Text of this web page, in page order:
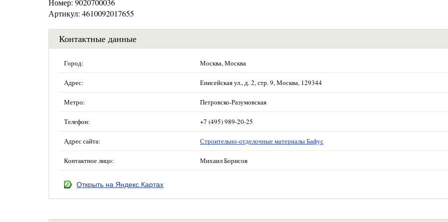
Номер: 9020700036
Артикул: 4610092017655
Контактные данные
Город: Москва, Москва
Адрес: Енисейская ул., д. 2, стр. 9, Москва, 129344
Метро: Петровско-Разумовская
Телефон: +7 (495) 989-20-25
Адрес сайта: Строительно-отделочные материалы Бафус
Контактное лицо: Михаил Борисов
Открыть на Яндекс.Картах